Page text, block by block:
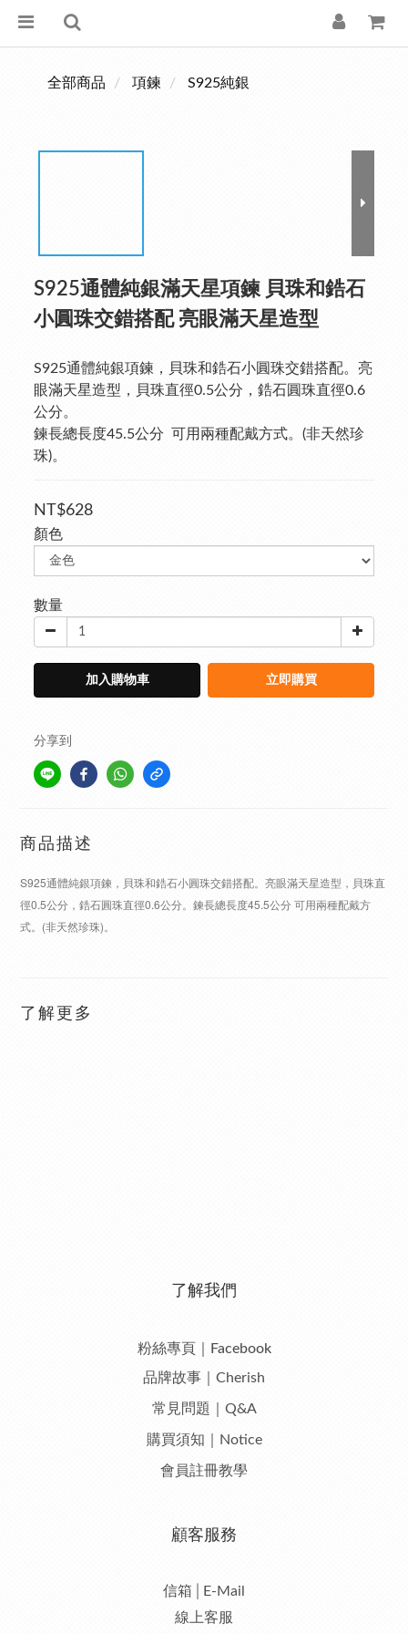
全部商品 項鍊 S925純銀
S925通體純銀滿天星項鍊 貝珠和鋯石
小圓珠交錯搭配 亮眼滿天星造型
S925通體純銀項鍊，貝珠和鋯石小圓珠交錯搭配。亮
眼滿天星造型，貝珠直徑0.5公分，鋯石圓珠直徑0.6
公分。
鍊長總長度45.5公分  可用兩種配戴方式。(非天然珍
珠)。
NT$628
顏色
數量
加入購物車 立即購買
分享到
商品描述
S925通體純銀項鍊，貝珠和鋯石小圓珠交錯搭配。亮眼滿天星造型，貝珠直
徑0.5公分，鋯石圓珠直徑0.6公分。鍊長總長度45.5公分 可用兩種配戴方
式。(非天然珍珠)。
了解更多
了解我們
粉絲專頁｜Facebook
品牌故事｜Cherish
常見問題｜Q&A
購買須知｜Notice
會員註冊教學
顧客服務
信箱│E-Mail
線上客服